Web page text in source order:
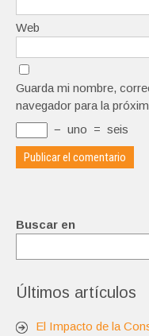
Web
Guarda mi nombre,
navegador para la
− uno = seis
Buscar en
Últimos artículos
El Impacto de la